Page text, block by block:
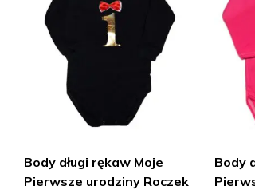
Body długi rękaw Moje
Pierwsze urodziny Roczek
Body